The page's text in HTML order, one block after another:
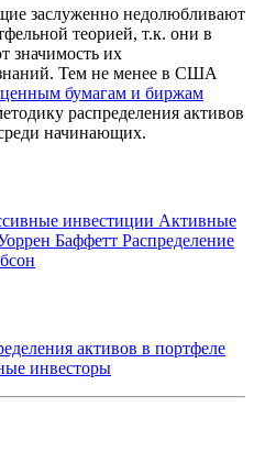
заслуженно недолюбливают
теорией, т.к. они в
значимость их
Тем не менее в США
бумагам и биржам
распределения активов
начинающих.
инвестиции Активные
Баффетт Распределение
активов в портфеле
инвесторы